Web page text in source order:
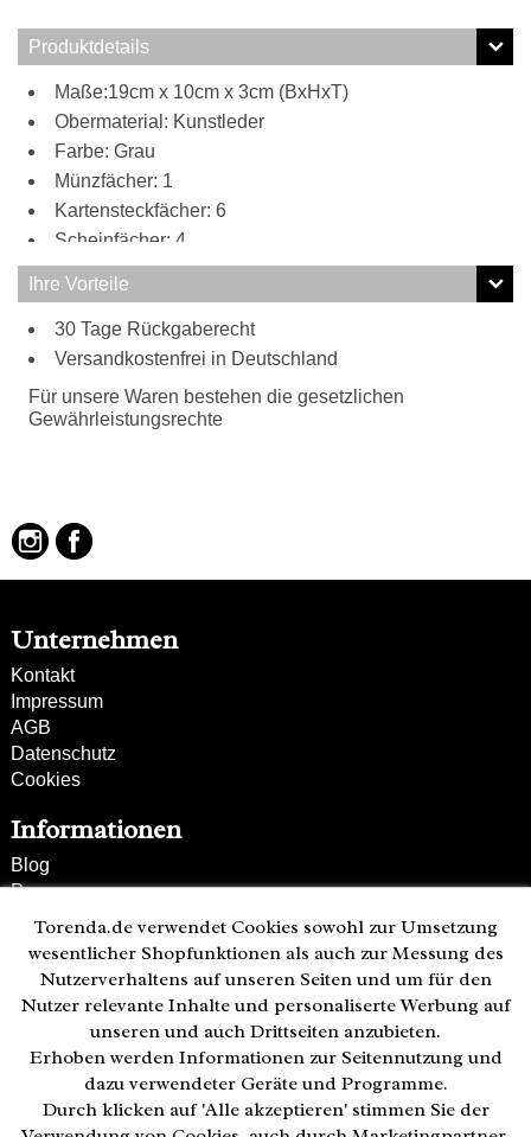
Produktdetails
Maße:19cm x 10cm x 3cm (BxHxT)
Obermaterial: Kunstleder
Farbe: Grau
Münzfächer: 1
Kartensteckfächer: 6
Scheinfächer: 4
Ihre Vorteile
30 Tage Rückgaberecht
Versandkostenfrei in Deutschland
Für unsere Waren bestehen die gesetzlichen
Gewährleistungsrechte
Unternehmen
Kontakt
Impressum
AGB
Datenschutz
Cookies
Informationen
Blog
Presse
Partner
Versand und Zahlung
Bestellung wiederrufen
Kunden-Hotline
(040) 244 249-49
Mo - Fr 08:00 - 18:00
Zahlweisen:
Torenda.de verwendet Cookies sowohl zur Umsetzung
wesentlicher Shopfunktionen als auch zur Messung des
Nutzerverhaltens auf unseren Seiten und um für den
Nutzer relevante Inhalte und personaliserte Werbung auf
unseren und auch Drittseiten anzubieten.
Erhoben werden Informationen zur Seitennutzung und
dazu verwendeter Geräte und Programme.
Durch klicken auf 'Alle akzeptieren' stimmen Sie der